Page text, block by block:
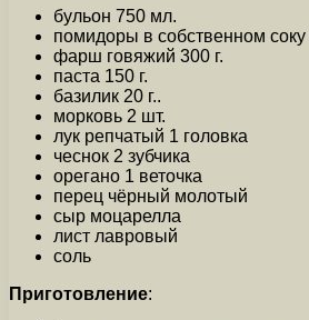
бульон 750 мл.
помидоры в собственном соку
фарш говяжий 300 г.
паста 150 г.
базилик 20 г..
морковь 2 шт.
лук репчатый 1 головка
чеснок 2 зубчика
орегано 1 веточка
перец чёрный молотый
сыр моцарелла
лист лавровый
соль
Приготовление: